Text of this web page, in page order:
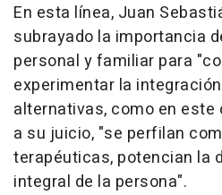
En esta línea, Juan
subrayado la importancia
personal y familiar para
experimentar la
alternativas, como en
a su juicio, "se perfilan
terapéuticas, potencian la
integral de la persona".